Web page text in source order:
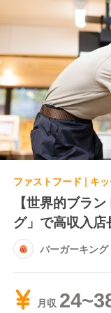
ファストフード | キ
【世界的ブラ
グ」で高収入店
バーガーキン
月収